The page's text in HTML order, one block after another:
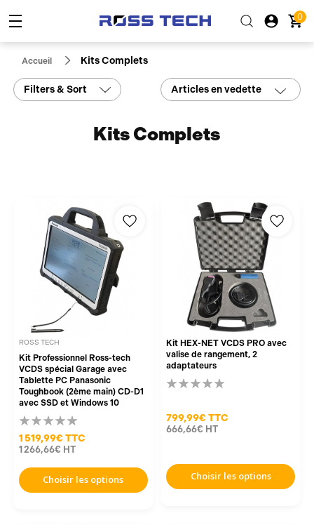
0
Accueil Kits Complets
Filters & Sort Articles en vedette
Kits Complets
ROSS TECH
Kit Professionnel Ross-tech
VCDS spécial Garage avec
Tablette PC Panasonic
Toughbook (2ème main) CD-D1
avec SSD et Windows 10
1 519,99€ TTC
1 266,66€ HT
Choisir les options
Kit HEX-NET VCDS PRO avec
valise de rangement, 2
adaptateurs
799,99€ TTC
666,66€ HT
Choisir les options